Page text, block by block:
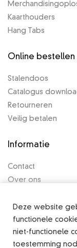
Kaarthouders
Hang Tabs
Online bestellen
Stalendoos
Catalogus
Retourneren
Veilig betalen
Informatie
Contact
Over ons
Privacy Policy
Legal notice
Deze website
functionele
niet-functionele
toestemming